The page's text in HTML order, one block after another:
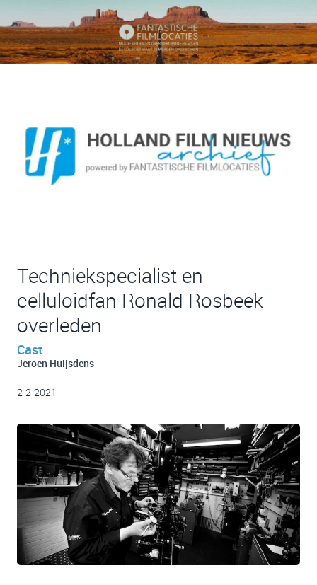
Techniekspecialist en
celluloidfan Ronald Rosbeek
overleden
Cast
Jeroen Huijsdens
2-2-2021